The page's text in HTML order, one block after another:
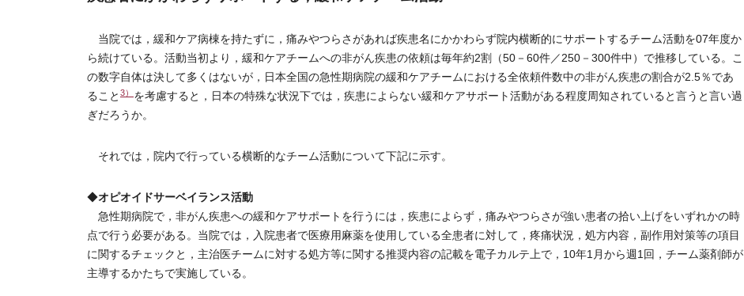
当院では，緩和ケア病棟を持たずに，痛みやつらさがあれば疾患名にかかわらず院内横断的にサポートするチーム活動を07年度か
ら続けている。活動当初より，緩和ケアチームへの非がん疾患の依頼は毎年約2割（50－60件／250－300件中）で推移している。こ
の数字自体は決して多くはないが，日本全国の急性期病院の緩和ケアチームにおける全依頼件数中の非がん疾患の割合が2.5％であ
ること 3） を考慮すると，日本の特殊な状況下では，疾患によらない緩和ケアサポート活動がある程度周知されていると言うと言い過
ぎだろうか。
それでは，院内で行っている横断的なチーム活動について下記に示す。
◆オピオイドサーベイランス活動
急性期病院で，非がん疾患への緩和ケアサポートを行うには，疾患によらず，痛みやつらさが強い患者の拾い上げをいずれかの時
点で行う必要がある。当院では，入院患者で医療用麻薬を使用している全患者に対して，疼痛状況，処方内容，副作用対策等の項目
に関するチェックと，主治医チームに対する処方等に関する推奨内容の記載を電子カルテ上で，10年1月から週1回，チーム薬剤師が
主導するかたちで実施している。